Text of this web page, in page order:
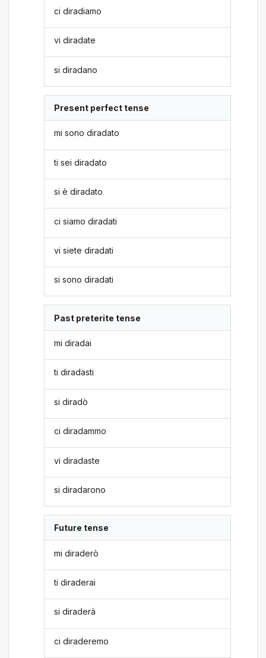
ci diradiamo
vi diradate
si diradano
Present perfect tense
mi sono diradato
ti sei diradato
si è diradato
ci siamo diradati
vi siete diradati
si sono diradati
Past preterite tense
mi diradai
ti diradasti
si diradò
ci diradammo
vi diradaste
si diradarono
Future tense
mi diraderò
ti diraderai
si diraderà
ci diraderemo